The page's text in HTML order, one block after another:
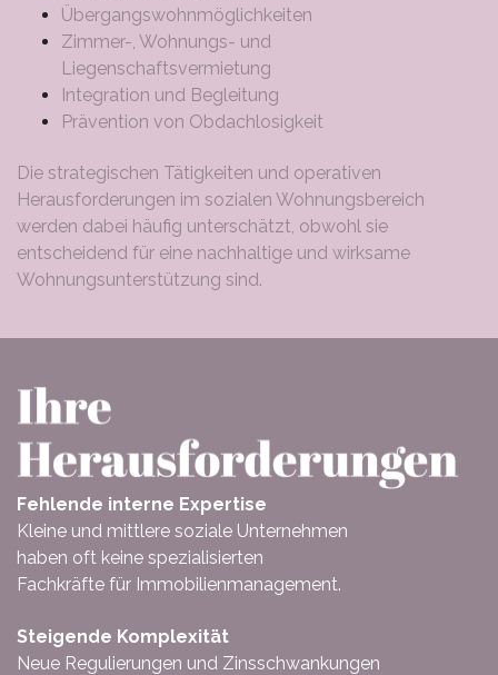
Übergangswohnmöglichkeiten
Zimmer-, Wohnungs- und
Liegenschaftsvermietung
Integration und Begleitung
Prävention von Obdachlosigkeit
Die strategischen Tätigkeiten und operativen
Herausforderungen im sozialen Wohnungsbereich
werden dabei häufig unterschätzt, obwohl sie
entscheidend für eine nachhaltige und wirksame
Wohnungsunterstützung sind.
Fehlende interne Expertise
Kleine und mittlere soziale Unternehmen
haben oft keine spezialisierten
Fachkräfte für Immobilienmanagement.
Steigende Komplexität
Neue Regulierungen und Zinsschwankungen